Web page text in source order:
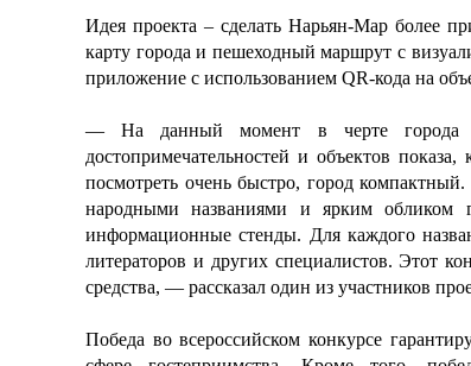
Идея проекта – сделать Нарьян-Мар более
карту города и пешеходный маршрут с
приложение с использованием QR-кода на
— На данный момент в черте города
достопримечательностей и объектов
посмотреть очень быстро, город
народными названиями и ярким обликом
информационные стенды. Для каждого
литераторов и других специалистов. Этот
средства, — рассказал один из участников
Победа во всероссийском конкурсе